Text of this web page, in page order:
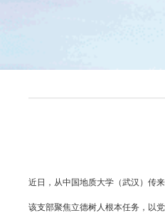
近日，从中国地质大学（武汉）传
该支部聚焦立德树人根本任务，以